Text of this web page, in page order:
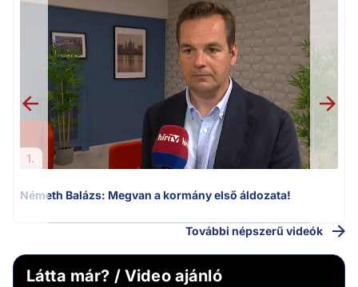
1.
Németh Balázs: Megvan a kormány első áldozata!
További népszerű videók
Látta már? / Video ajánló